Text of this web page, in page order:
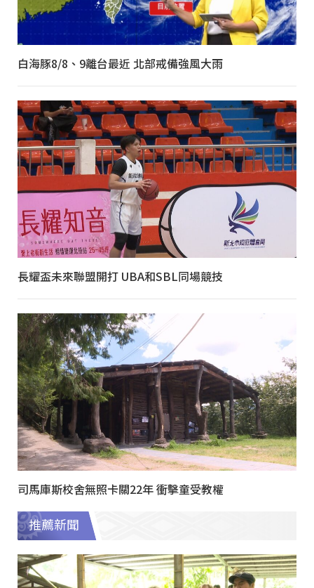
白海豚8/8、9離台最近 北部戒備強風大雨
長耀盃未來聯盟開打 UBA和SBL同場競技
司馬庫斯校舍無照卡關22年 衝擊童受教權
推薦新聞